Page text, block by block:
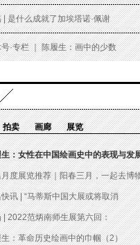
| 是什么成就了加埃塔诺·佩谢
·专栏 ｜ 陈履生：画中的少数
拍卖 画廊 展览
：女性在中国绘画史中的表现与发
度展览推荐｜阳春三月，一起去博
讯 | “马蒂斯中国大展或将取消
| 2022范炳南师生展第六回：
：革命历史绘画中的巾帼（2）